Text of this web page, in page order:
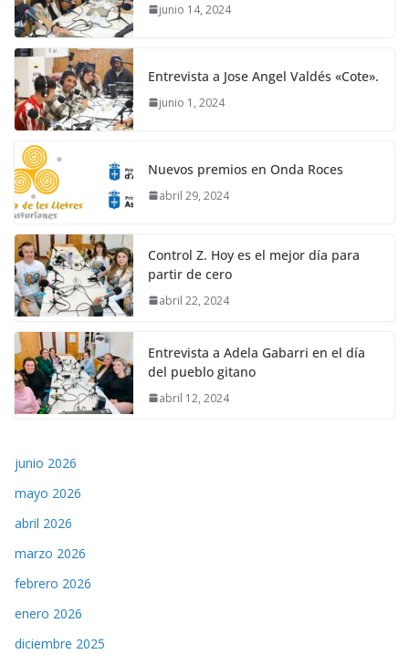
junio 14, 2024
Entrevista a Jose Angel Valdés «Cote».
junio 1, 2024
Nuevos premios en Onda Roces
abril 29, 2024
Control Z. Hoy es el mejor día para
partir de cero
abril 22, 2024
Entrevista a Adela Gabarri en el día
del pueblo gitano
abril 12, 2024
junio 2026
mayo 2026
abril 2026
marzo 2026
febrero 2026
enero 2026
diciembre 2025